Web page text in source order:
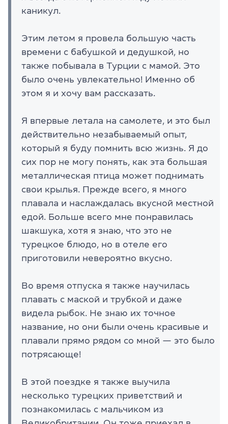
каникул.
Этим летом я провела большую часть
времени с бабушкой и дедушкой, но
также побывала в Турции с мамой. Это
было очень увлекательно! Именно об
этом я и хочу вам рассказать.
Я впервые летала на самолете, и это был
действительно незабываемый опыт,
который я буду помнить всю жизнь. Я до
сих пор не могу понять, как эта большая
металлическая птица может поднимать
свои крылья. Прежде всего, я много
плавала и наслаждалась вкусной местной
едой. Больше всего мне понравилась
шакшука, хотя я знаю, что это не
турецкое блюдо, но в отеле его
приготовили невероятно вкусно.
Во время отпуска я также научилась
плавать с маской и трубкой и даже
видела рыбок. Не знаю их точное
название, но они были очень красивые и
плавали прямо рядом со мной — это было
потрясающе!
В этой поездке я также выучила
несколько турецких приветствий и
познакомилась с мальчиком из